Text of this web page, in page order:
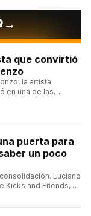
→
que convirtió
la artista
en una de las
puerta para
un poco
Luciano
Kicks and Friends, el